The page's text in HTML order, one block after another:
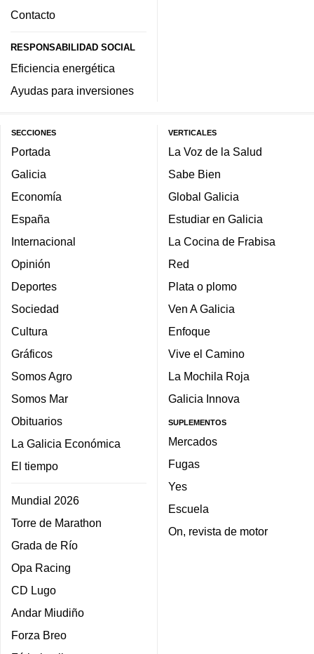
Contacto
RESPONSABILIDAD SOCIAL
Eficiencia energética
Ayudas para inversiones
SECCIONES
Portada
Galicia
Economía
España
Internacional
Opinión
Deportes
Sociedad
Cultura
Gráficos
Somos Agro
Somos Mar
Obituarios
La Galicia Económica
El tiempo
Mundial 2026
Torre de Marathon
Grada de Río
Opa Racing
CD Lugo
Andar Miudiño
Forza Breo
VERTICALES
La Voz de la Salud
Sabe Bien
Global Galicia
Estudiar en Galicia
La Cocina de Frabisa
Red
Plata o plomo
Ven A Galicia
Enfoque
Vive el Camino
La Mochila Roja
Galicia Innova
SUPLEMENTOS
Mercados
Fugas
Yes
Escuela
On, revista de motor